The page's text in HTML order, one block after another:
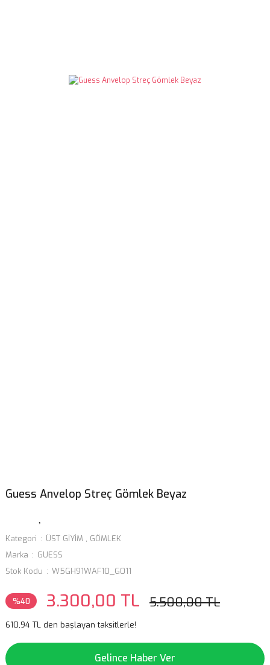
Guess Anvelop Streç Gömlek Beyaz
Kategori ÜST GİYİM , GÖMLEK
Marka
GUESS
Stok Kodu
W5GH91WAF10_G011
%40 3.300,00 TL 5.500,00 TL
610,94 TL den başlayan taksitlerle!
Gelince Haber Ver